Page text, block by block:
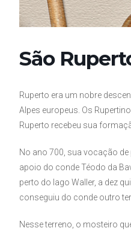
São
Ruperto era um nobre
Alpes europeus. Os
Ruperto recebeu sua
No ano 700, sua vocação
apoio do conde Téodo da
perto do lago Waller, a dez
conseguiu do conde outro
Nesse terreno, o mosteiro